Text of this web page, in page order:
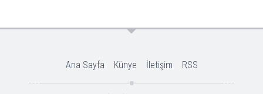
Ana Sayfa Künye İletişim RSS